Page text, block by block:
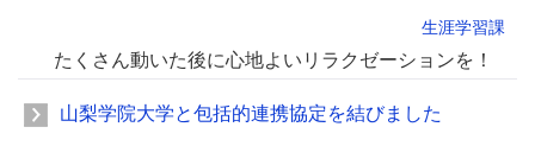
生涯学習課
たくさん動いた後に心地よいリラクゼーションを！
山梨学院大学と包括的連携協定を結びました